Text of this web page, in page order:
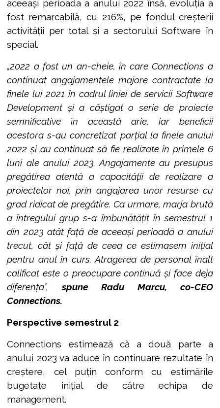
aceeași perioada a anului 2022 însă, evoluția a
fost remarcabilă, cu 216%, pe fondul creșterii
activității per total și a sectorului Software în
special.
„2022 a fost un an-cheie, în care Connections a
continuat angajamentele majore contractate la
finele lui 2021 în cadrul liniei de servicii Software
Development și a câștigat o serie de proiecte
semnificative în această arie, iar beneficii
acestora s-au concretizat parțial la finele anului
2022 și au continuat să fie realizate în primele 6
luni ale anului 2023. Angajamente au presupus
pregătirea atentă a capacității de realizare a
proiectelor noi, prin angajarea unor resurse cu
grad ridicat de pregătire. Ca urmare, marja brută
a întregului grup s-a îmbunătățit în semestrul 1
din 2023 atât față de aceeași perioadă a anului
trecut, cât și față de ceea ce estimasem inițial
pentru anul în curs. Atragerea de personal înalt
calificat este o preocupare continuă și face deja
diferența”,spune Radu Marcu, co-CEO
Connections.
Perspective semestrul 2
Connections estimează că a două parte a
anului 2023 va aduce în continuare rezultate în
creștere, cel puțin conform cu estimările
bugetate inițial de către echipa de
management.